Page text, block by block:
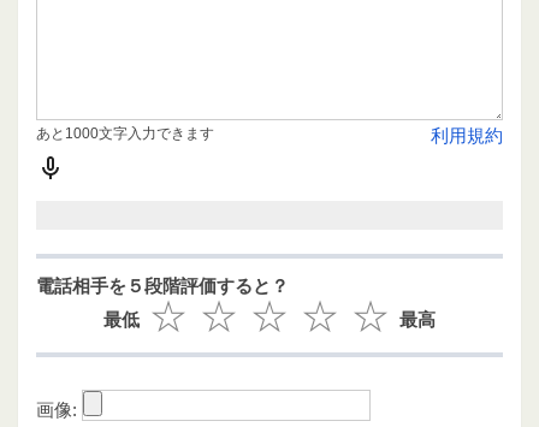
利用規約
あと1000文字入力できます
電話相手を５段階評価すると？
最低
最高
画像: